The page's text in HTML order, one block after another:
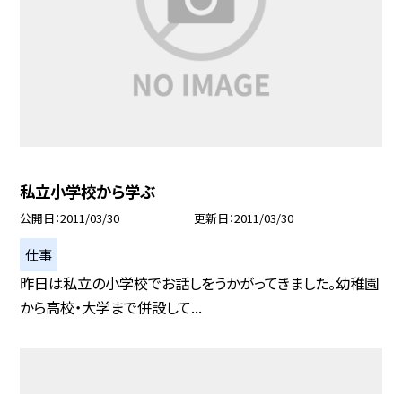
私立小学校から学ぶ
公開日 2011/03/30 更新日 2011/03/30
仕事
昨日は私立の小学校でお話しをうかがってきました。幼稚園
から高校・大学まで併設して...